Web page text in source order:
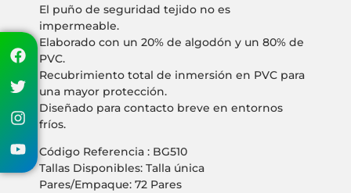
El puño de seguridad tejido no es
impermeable.
Elaborado con un 20% de algodón y un 80% de
PVC.
Recubrimiento total de inmersión en PVC para
una mayor protección.
Diseñado para contacto breve en entornos
fríos.
Código Referencia : BG510
Tallas Disponibles: Talla única
Pares/Empaque: 72 Pares